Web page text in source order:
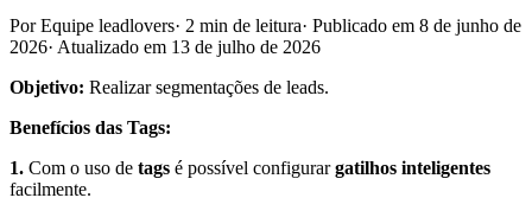
Por Equipe leadlovers· 2 min de leitura· Publicado em 8 de junho de
2026· Atualizado em 13 de julho de 2026
Objetivo: Realizar segmentações de leads.
Benefícios das Tags:
1. Com o uso de tags é possível configurargatilhos inteligentes
facilmente.